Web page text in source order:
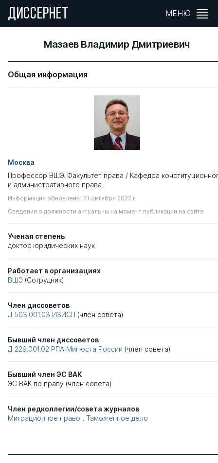
ДИССЕРНЕТ МЕНЮ
Мазаев Владимир Дмитриевич
Общая информация
Москва
Профессор ВШЭ. Факультет права / Кафедра
и административного права.
Информация обновлена: 31 октября 2022 г.
Сведения о должности актуальны на момент публикации на сайте
Ученая степень
доктор юридических наук
Работает в организациях
ВШЭ (Сотрудник)
Член диссоветов
Д 503.001.03 ИЗИСП (член совета)
Бывший член диссоветов
Д 229.001.02 РПА Минюста России (член совета)
Бывший член ЭС ВАК
ЭС ВАК по праву (член совета)
Член редколлегии/совета журналов
Миграционное право , Таможенное дело